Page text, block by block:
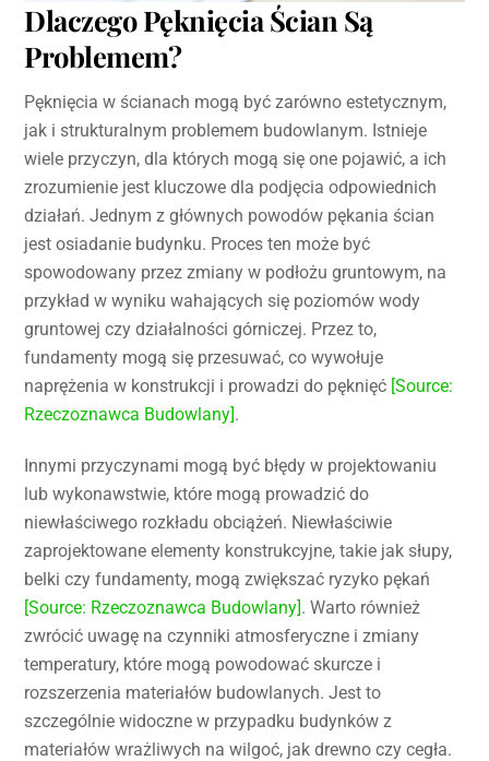
Dlaczego Pęknięcia Ścian Są
Problemem?
Pęknięcia w ścianach mogą być zarówno estetycznym,
jak i strukturalnym problemem budowlanym. Istnieje
wiele przyczyn, dla których mogą się one pojawić, a ich
zrozumienie jest kluczowe dla podjęcia odpowiednich
działań. Jednym z głównych powodów pękania ścian
jest osiadanie budynku. Proces ten może być
spowodowany przez zmiany w podłożu gruntowym, na
przykład w wyniku wahających się poziomów wody
gruntowej czy działalności górniczej. Przez to,
fundamenty mogą się przesuwać, co wywołuje
naprężenia w konstrukcji i prowadzi do pęknięć [Source:
Rzeczoznawca Budowlany].
Innymi przyczynami mogą być błędy w projektowaniu
lub wykonawstwie, które mogą prowadzić do
niewłaściwego rozkładu obciążeń. Niewłaściwie
zaprojektowane elementy konstrukcyjne, takie jak słupy,
belki czy fundamenty, mogą zwiększać ryzyko pękań
[Source: Rzeczoznawca Budowlany]. Warto również
zwrócić uwagę na czynniki atmosferyczne i zmiany
temperatury, które mogą powodować skurcze i
rozszerzenia materiałów budowlanych. Jest to
szczególnie widoczne w przypadku budynków z
materiałów wrażliwych na wilgoć, jak drewno czy cegła.